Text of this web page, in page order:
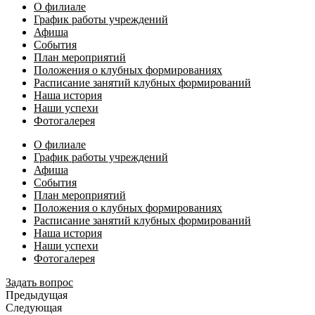
О филиале
График работы учреждений
Афиша
События
План мероприятий
Положения о клубных формированиях
Расписание занятий клубных формирований
Наша история
Наши успехи
Фотогалерея
О филиале
График работы учреждений
Афиша
События
План мероприятий
Положения о клубных формированиях
Расписание занятий клубных формирований
Наша история
Наши успехи
Фотогалерея
Задать вопрос
Предыдущая
Следующая